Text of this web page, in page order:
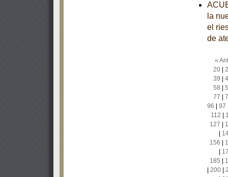
la
el
de
«
20|
39
58
77
96
97
112
127
156
185
200|